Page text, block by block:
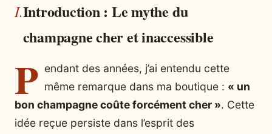
Introduction : Le mythe du
champagne cher et inaccessible
P endant des années, j’ai entendu cette
même remarque dans ma boutique : « un
bon champagne coûte forcément cher ». Cette
idée reçue persiste dans l’esprit des